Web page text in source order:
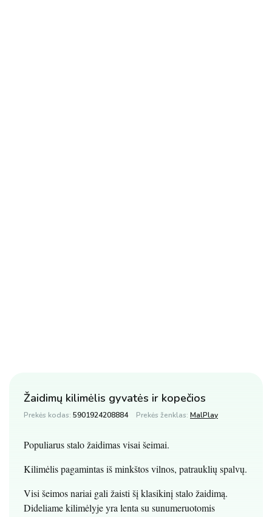
Žaidimų kilimėlis gyvatės ir kopečios
Prekės kodas: 5901924208884 Prekės ženklas: MalPlay
Populiarus stalo žaidimas visai šeimai.
Kilimėlis pagamintas iš minkštos vilnos, patrauklių spalvų.
Visi šeimos nariai gali žaisti šį klasikinį stalo žaidimą.
Dideliame kilimėlyje yra lenta su sunumeruotomis